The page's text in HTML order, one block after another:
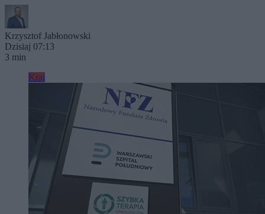
Krzysztof Jabłonowski
Dzisiaj 07:13
3 min
Kraj